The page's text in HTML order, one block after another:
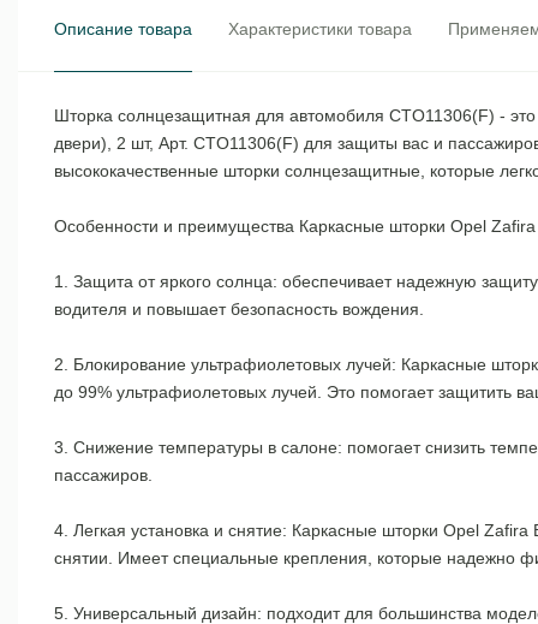
Описание товара Характеристики товара
Шторка солнцезащитная для автомобиля CTO11306(F) -
двери), 2 шт, Арт. CTO11306(F) для защиты вас и
высококачественные шторки солнцезащитные, которые
Особенности и преимущества Каркасные шторки Opel
1. Защита от яркого солнца: обеспечивает надежную
водителя и повышает безопасность вождения.
2. Блокирование ультрафиолетовых лучей: Каркасные
до 99% ультрафиолетовых лучей. Это помогает защитить
3. Снижение температуры в салоне: помогает снизить
пассажиров.
4. Легкая установка и снятие: Каркасные шторки Opel
снятии. Имеет специальные крепления, которые надежно
5. Универсальный дизайн: подходит для большинства